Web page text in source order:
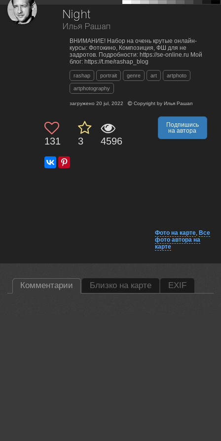
Night
Илья Рашап
ВНИМАНИЕ! Набор на очень крутые онлайн-
курсы: Фотокино, Композиция, ФШ для не
задротов. Подробности: https://se-online.ru Мой
блог: https://t.me/rashap_blog
rashap portrait genre art artphoto
artphotography
загружено 20 jul, 2022 Copyright by Илья Рашап
131 3 4596
Подпишись
на автора
Фото на карте, Все
фото автора на
карте
Комментарии Близко на карте EXIF